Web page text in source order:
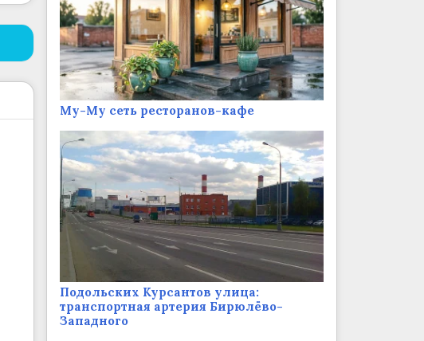
Му-Му сеть ресторанов-кафе
Подольских Курсантов улица:
транспортная артерия Бирюлёво-
Западного